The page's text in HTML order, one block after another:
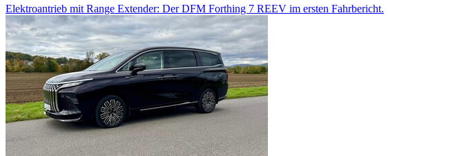
Elektroantrieb mit Range Extender: Der DFM Forthing 7 REEV im ersten Fahrbericht.